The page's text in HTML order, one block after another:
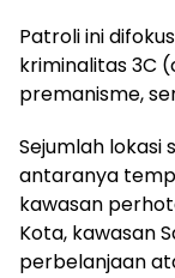
Patroli ini
kriminalitas 3C
premanisme,
Sejumlah lokasi
antaranya
kawasan
Kota, kawasan
perbelanjaan